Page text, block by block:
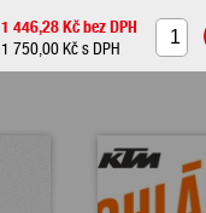
1 446,28 Kčbez DPH
1 750,00 Kčs DPH